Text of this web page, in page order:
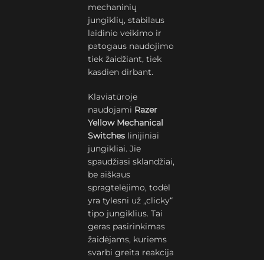
mechaninių
jungiklių, stabilaus
laidinio veikimo ir
patogaus naudojimo
tiek žaidžiant, tiek
kasdien dirbant.
Klaviatūroje
naudojami Razer
Yellow Mechanical
Switches linijiniai
jungikliai. Jie
spaudžiasi sklandžiai,
be aiškaus
spragtelėjimo, todėl
yra tylesni už „clicky“
tipo jungiklius. Tai
geras pasirinkimas
žaidėjams, kuriems
svarbi greita reakcija